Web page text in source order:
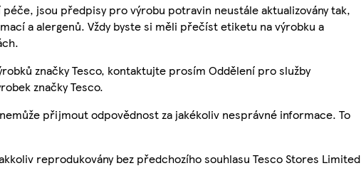
jsou předpisy pro výrobu potravin neustále aktualizovány tak,
a alergenů. Vždy byste si měli přečíst etiketu na výrobku a
značky Tesco, kontaktujte prosím Oddělení pro služby
značky Tesco.
přijmout odpovědnost za jakékoliv nesprávné informace. To
reprodukovány bez předchozího souhlasu Tesco Stores Limited